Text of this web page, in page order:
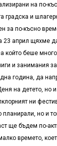
на по-
градска и
за по-късно
23 април щяхме
който беше
и занимания
година, да
на детето, но
ни
планирали, но и
ще бъдем по-
времето,